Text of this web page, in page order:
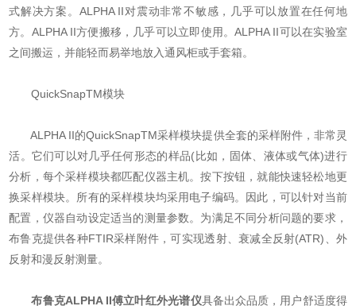
式解决方案。ALPHA II对震动非常不敏感，几乎可以放置在任何地
方。ALPHA II方便搬移，几乎可以立即使用。ALPHA II可以在实验室
之间搬运，并能轻而易举地放入通风柜或手套箱。
QuickSnapTM模块
ALPHA II的QuickSnapTM采样模块提供全套的采样附件，非常灵
活。它们可以对几乎任何形态的样品(比如，固体、液体或气体)进行
分析，每个采样模块都匹配仪器主机。按下按钮，就能快速轻松地更
换采样模块。所有的采样模块均采用电子编码。因此，可以针对当前
配置，仪器自动设定适当的测量参数。为满足不同分析问题的要求，
布鲁克提供各种FTIR采样附件，可实现透射、衰减全反射(ATR)、外
反射和漫反射测量。
布鲁克ALPHA II傅立叶红外光谱仪具备出众品质，用户舒适度得